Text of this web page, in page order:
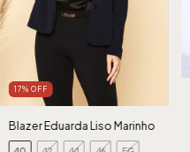
17% OFF
Blazer Eduarda Liso Marinho